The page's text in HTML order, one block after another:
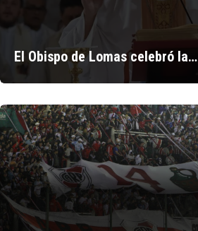
El Obispo de Lomas celebró la…